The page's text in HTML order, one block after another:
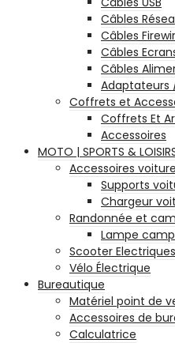
Câbles
Câbles
Câbles
Câbles
Adaptateurs
Coffrets et
Coffrets Et
Accessoires
MOTO | SPORTS &
Accessoires voiture
Supports
Chargeur
Randonnée et
Lampe
Scooter Electriques
Vélo Électrique
Bureautique
Matériel point de
Accessoires de
Calculatrice